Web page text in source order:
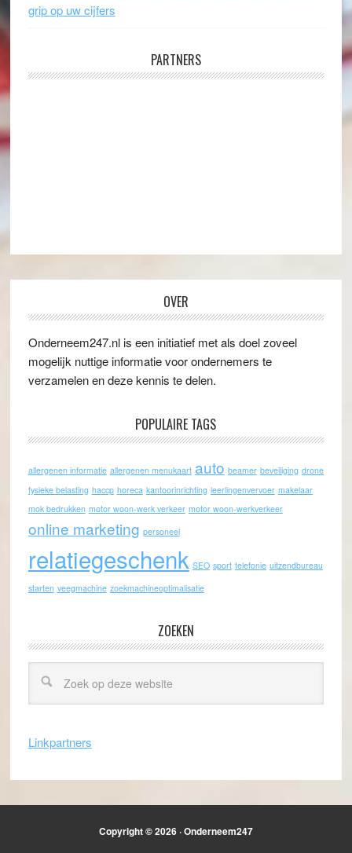
grip op uw cijfers
PARTNERS
OVER
Onderneem247.nl is een initiatief met als doel zoveel
mogelijk nuttige informatie voor ondernemers te
verzamelen en deze kennis te delen.
POPULAIRE TAGS
allergenen informatie allergenen menukaart auto beamer beveiliging drone
fysieke belasting haccp horeca kantoorinrichting leerlingenvervoer makelaar
mok bedrukken motor woon-werk verkeer motor woon-werkverkeer
online marketing personeel
relatiegeschenk SEO sport telefonie uitzendbureau
starten veegmachine zoekmachineoptimalisatie
ZOEKEN
Linkpartners
Copyright © 2026 · Onderneem247